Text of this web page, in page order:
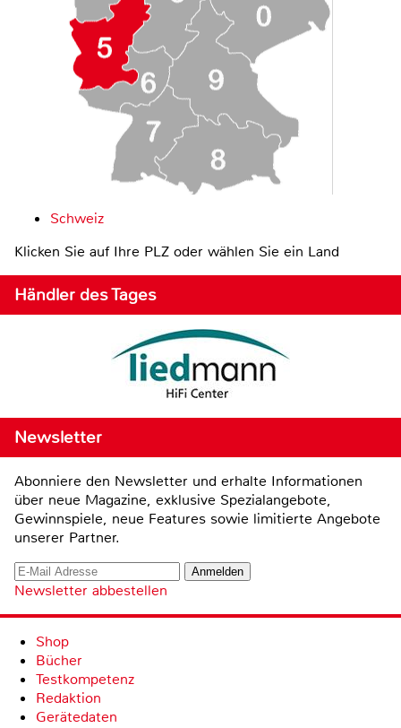
Schweiz
Klicken Sie auf Ihre PLZ oder wählen Sie ein Land
Händler des Tages
Newsletter
Abonniere den Newsletter und erhalte Informationen
über neue Magazine, exklusive Spezialangebote,
Gewinnspiele, neue Features sowie limitierte Angebote
unserer Partner.
Newsletter abbestellen
Shop
Bücher
Testkompetenz
Redaktion
Gerätedaten